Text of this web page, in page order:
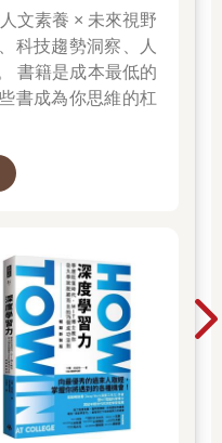
文素養 × 未來視野
科技趨勢洞察、人
書籍是成本最低的
書成為你思維的杠